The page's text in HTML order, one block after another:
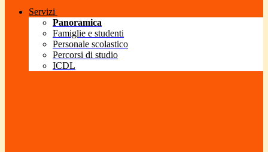
Servizi
Panoramica
Famiglie e studenti
Personale scolastico
Percorsi di studio
ICDL